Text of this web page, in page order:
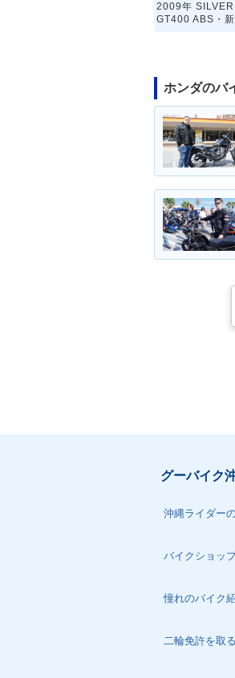
2009年
GT400 ABS・
ホンダのバ
グーバイク
沖縄ライダー
バイクショッ
憧れのバイク
二輪免許を取